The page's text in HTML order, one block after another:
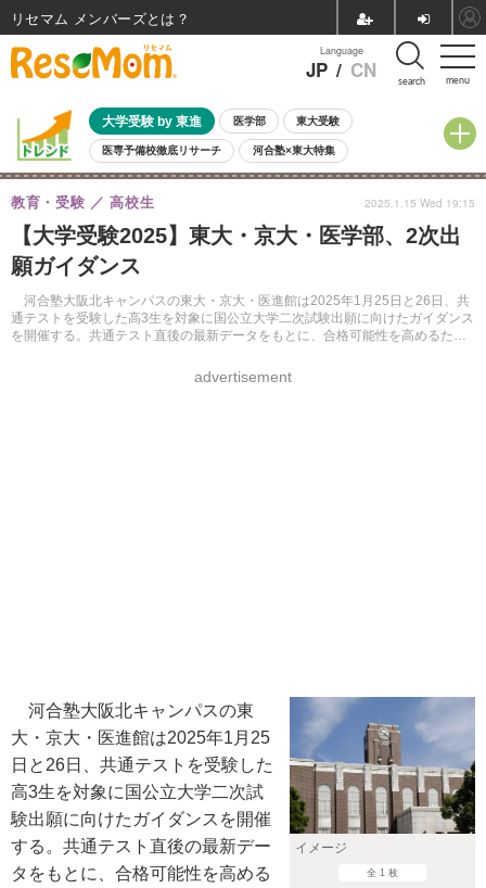
menu
Language
JP / CN search
大学受験 by 東進 医学部 東大受験
医専予備校徹底リサーチ 河合塾×東大特集
親子で考える大学選び 高校受験 中学受験 小学校受験
共通テスト 夏休み
8月開催イベント・WS 全国公立高校 過去問 人気記事
自由研究教材（小学生向け）
【大学受験2025】東大・京大・医学部、2次出
願ガイダンス
河合塾大阪北キャンパスの東大・京大・医進館は2025年1月25日と26日、共
通テストを受験した高3生を対象に国公立大学二次試験出願に向けたガイダンス
を開催する。共通テスト直後の最新データをもとに、合格可能性を高めるため
教育・受験 高校生
advertisement
2025.1.15 Wed 19:15
イメージ
全 1 枚
河合塾大阪北キャンパスの東
大・京大・医進館は2025年1月25
日と26日、共通テストを受験した
高3生を対象に国公立大学二次試
験出願に向けたガイダンスを開催
する。共通テスト直後の最新デー
タをもとに、合格可能性を高める
リセマム メンバーズ